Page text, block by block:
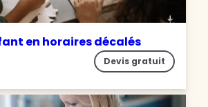
en horaires décalés
Devis gratuit